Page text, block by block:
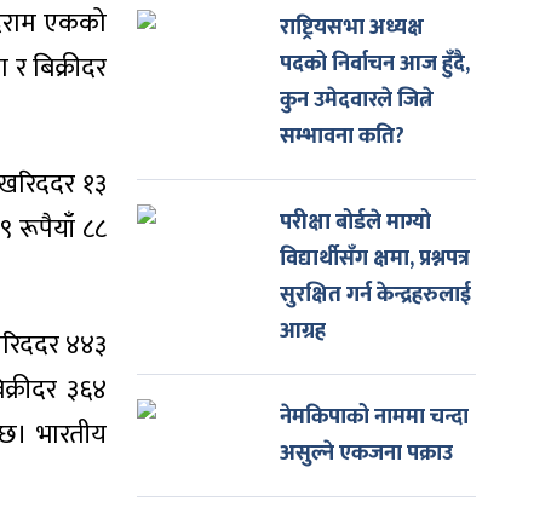
एकको
बिक्रीदर
१३
रूपैयाँ ८८
४४३
३६४
भारतीय
राष्ट्रियसभा अध्यक्ष
पदको निर्वाचन आज हुँदै,
कुन उमेदवारले जित्ने
सम्भावना कति?
परीक्षा बोर्डले माग्यो
विद्यार्थीसँग क्षमा, प्रश्नपत्र
सुरक्षित गर्न केन्द्रहरुलाई
आग्रह
नेमकिपाको नाममा चन्दा
असुल्ने एकजना पक्राउ